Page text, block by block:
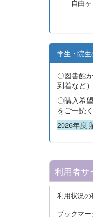
自由
学生・院
〇図書館
到着など
〇購入希
をご一読
2026年度
利用者サ
利用状況の
ブックマー